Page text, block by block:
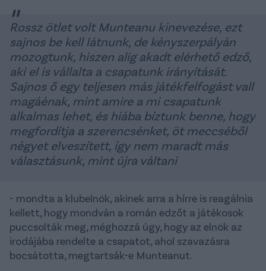
Rossz ötlet volt Munteanu kinevezése, ezt
sajnos be kell látnunk, de kényszerpályán
mozogtunk, hiszen alig akadt elérhető edző,
aki el is vállalta a csapatunk irányítását.
Sajnos ő egy teljesen más játékfelfogást vall
magáénak, mint amire a mi csapatunk
alkalmas lehet, és hiába bíztunk benne, hogy
megfordítja a szerencsénket, öt meccséből
négyet elveszített, így nem maradt más
választásunk, mint újra váltani
- mondta a klubelnök, akinek arra a hírre is reagálnia
kellett, hogy mondván a román edzőt a játékosok
puccsolták meg, méghozzá úgy, hogy az elnök az
irodájába rendelte a csapatot, ahol szavazásra
bocsátotta, megtartsák-e Munteanut.